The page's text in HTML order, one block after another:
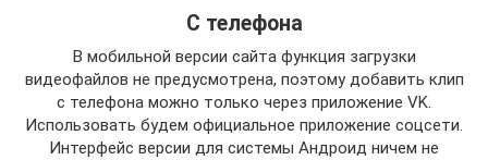
С телефона
В мобильной версии сайта функция загрузки
видеофайлов не предусмотрена, поэтому добавить клип
с телефона можно только через приложение VK.
Использовать будем официальное приложение соцсети.
Интерфейс версии для системы Андроид ничем не